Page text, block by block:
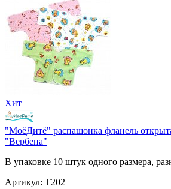
Хит
"МоёДитё" распашонка фланель
"Вербена"
В упаковке 10 штук одного размера,
Артикул: Т202